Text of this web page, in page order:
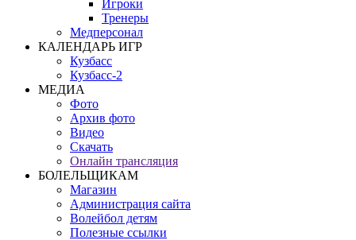
Игроки
Тренеры
Медперсонал
КАЛЕНДАРЬ ИГР
Кузбасс
Кузбасс-2
МЕДИА
Фото
Архив фото
Видео
Скачать
Онлайн трансляция
БОЛЕЛЬЩИКАМ
Магазин
Администрация сайта
Волейбол детям
Полезные ссылки